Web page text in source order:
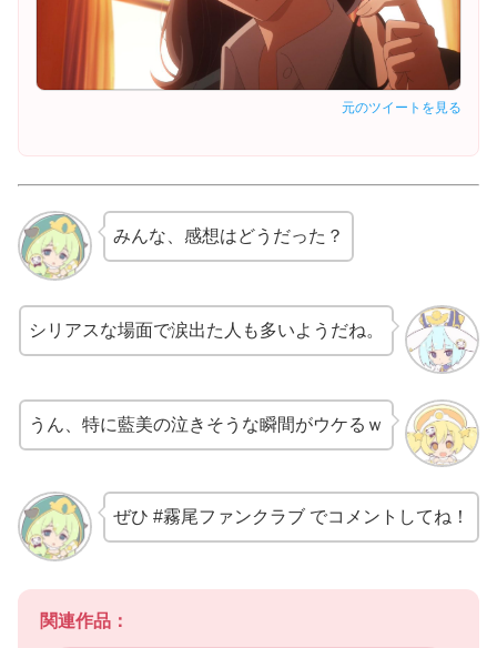
元のツイートを見る
みんな、感想はどうだった？
シリアスな場面で涙出た人も多いようだね。
うん、特に藍美の泣きそうな瞬間がウケるｗ
ぜひ #霧尾ファンクラブ でコメントしてね！
関連作品：